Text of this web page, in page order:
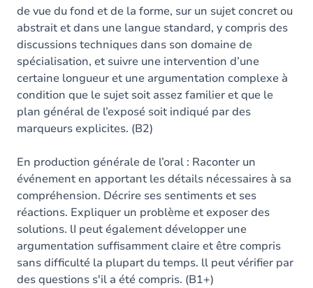
de vue du fond et de la forme, sur un sujet concret ou
abstrait et dans une langue standard, y compris des
discussions techniques dans son domaine de
spécialisation, et suivre une intervention d’une
certaine longueur et une argumentation complexe à
condition que le sujet soit assez familier et que le
plan général de l’exposé soit indiqué par des
marqueurs explicites. (B2)
En production générale de l’oral : Raconter un
événement en apportant les détails nécessaires à sa
compréhension. Décrire ses sentiments et ses
réactions. Expliquer un problème et exposer des
solutions. lI peut également développer une
argumentation suffisamment claire et être compris
sans difficulté la plupart du temps. ll peut vérifier par
des questions s'il a été compris. (B1+)